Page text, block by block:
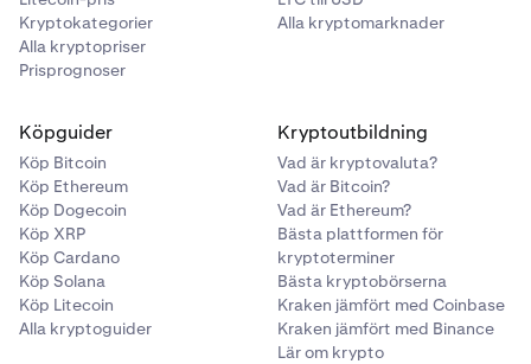
Kryptokategorier
Alla kryptopriser
Prisprognoser
Alla kryptomarknader
Köpguider
Köp Bitcoin
Köp Ethereum
Köp Dogecoin
Köp XRP
Köp Cardano
Köp Solana
Köp Litecoin
Alla kryptoguider
Kryptoutbildning
Vad är kryptovaluta?
Vad är Bitcoin?
Vad är Ethereum?
Bästa plattformen för
kryptoterminer
Bästa kryptobörserna
Kraken jämfört med Coinbase
Kraken jämfört med Binance
Lär om krypto